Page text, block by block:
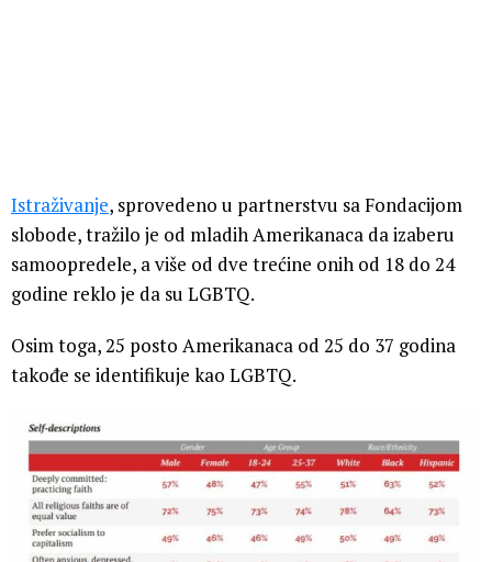
Istraživanje, sprovedeno u partnerstvu sa Fondacijom
slobode, tražilo je od mladih Amerikanaca da izaberu
samoopredele, a više od dve trećine onih od 18 do 24
godine reklo je da su LGBTQ.
Osim toga, 25 posto Amerikanaca od 25 do 37 godina
takođe se identifikuje kao LGBTQ.